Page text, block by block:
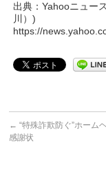
出典：Yahooニュー
川）)
https://
← “特殊詐欺防ぐ”ホーム
感謝状